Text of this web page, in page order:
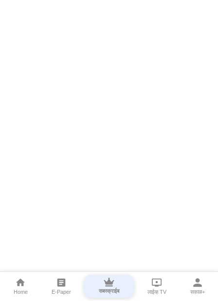
Home E-Paper सबस्क्राईब लाईव्ह TV सकाळ+